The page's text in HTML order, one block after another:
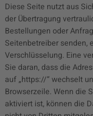
Diese Seite nutzt aus
der Übertragung
Bestellungen oder
Seitenbetreiber senden,
Verschlüsselung. Eine
Sie daran, dass die
auf „https://“ wechselt
Browserzeile. Wenn die
aktiviert ist, können die